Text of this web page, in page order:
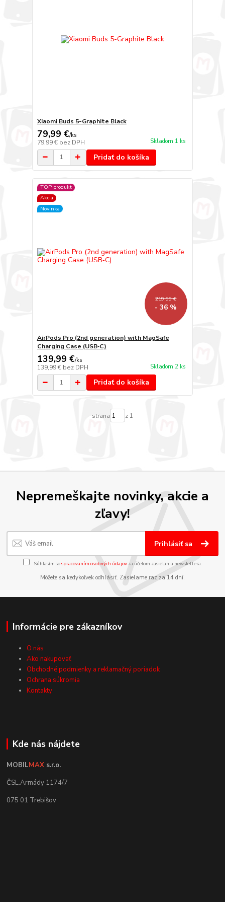
Xiaomi Buds 5-Graphite Black
79,99 €/ks
79,99 € bez DPH Skladom 1 ks
Pridať do košíka
TOP produkt
Akcia
Novinka
219,99 €
- 36 %
AirPods Pro (2nd generation) with MagSafe
Charging Case (USB‑C)
139,99 €/ks
139,99 € bez DPH Skladom 2 ks
Pridať do košíka
strana z 1
Nepremeškajte novinky, akcie a
zľavy!
Prihlásiť sa
Súhlasím sospracovaním osobných údajov za účelom zasielania newslettera.
Môžete sa kedykoľvek odhlásiť. Zasielame raz za 14 dní.
Informácie pre zákazníkov
O nás
Ako nakupovať
Obchodné podmienky a reklamačný poriadok
Ochrana súkromia
Kontakty
Kde nás nájdete
MOBILMAX s.r.o.
ČSL.Armády 1174/7
075 01 Trebišov